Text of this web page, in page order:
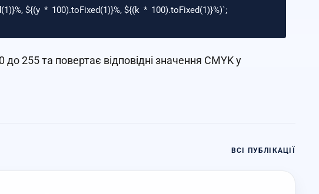
(1)}%, ${(y * 100).toFixed(1)}%, ${(k * 100).toFixed(1)}%)`;
255 та повертає відповідні значення CMYK у
ВСІ ПУБЛІКАЦІЇ